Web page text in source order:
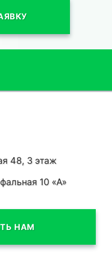
48, 3 этаж
10 «А»
НАМ